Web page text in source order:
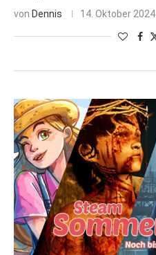
von Dennis 14. Oktober 2024